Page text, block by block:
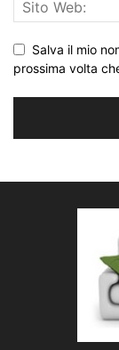
Salva il mio
prossima volta